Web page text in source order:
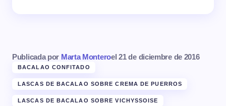
Publicada por Marta Monteroel 21 de diciembre de 2016
BACALAO CONFITADO
LASCAS DE BACALAO SOBRE CREMA DE PUERROS
LASCAS DE BACALAO SOBRE VICHYSSOISE